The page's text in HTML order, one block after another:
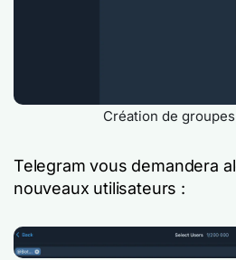
Création de
Telegram vous demandera
nouveaux utilisateurs :